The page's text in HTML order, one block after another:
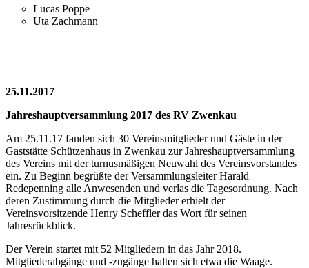
Lucas Poppe
Uta Zachmann
25.11.2017
Jahreshauptversammlung 2017 des RV Zwenkau
Am 25.11.17 fanden sich 30 Vereinsmitglieder und Gäste in der
Gaststätte Schützenhaus in Zwenkau zur Jahreshauptversammlung
des Vereins mit der turnusmäßigen Neuwahl des Vereinsvorstandes
ein. Zu Beginn begrüßte der Versammlungsleiter Harald
Redepenning alle Anwesenden und verlas die Tagesordnung. Nach
deren Zustimmung durch die Mitglieder erhielt der
Vereinsvorsitzende Henry Scheffler das Wort für seinen
Jahresrückblick.
Der Verein startet mit 52 Mitgliedern in das Jahr 2018.
Mitgliederabgänge und -zugänge halten sich etwa die Waage.